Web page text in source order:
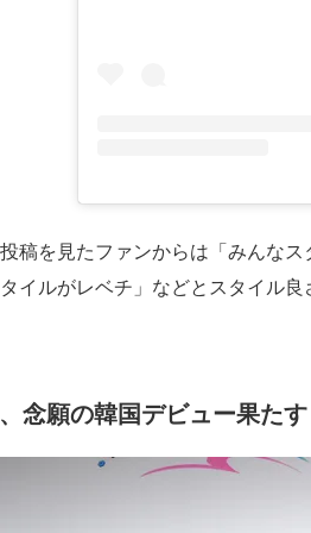
稿を見たファンからは「みんな
イルがレベチ」などとスタイル
念願の韓国デビュー果たす